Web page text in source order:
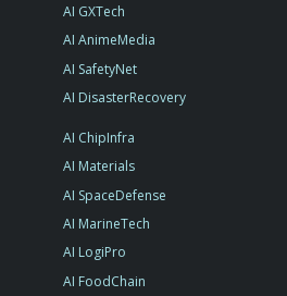
AI GXTech
AI AnimeMedia
AI SafetyNet
AI DisasterRecovery
AI ChipInfra
AI Materials
AI SpaceDefense
AI MarineTech
AI LogiPro
AI FoodChain